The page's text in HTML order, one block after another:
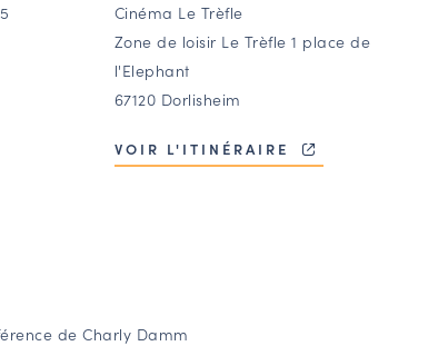
Cinéma Le Trèfle
Zone de loisir Le Trèfle 1 place de
l'Elephant
67120 Dorlisheim
VOIR L'ITINÉRAIRE
de Charly Damm